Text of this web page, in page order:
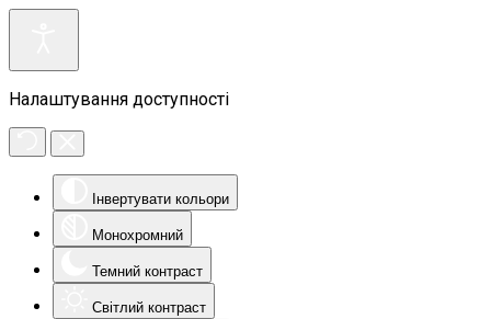
Налаштування доступності
Інвертувати кольори
Монохромний
Темний контраст
Світлий контраст